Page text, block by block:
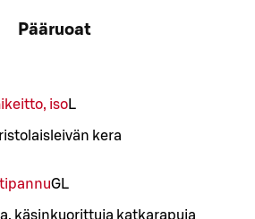
Pääruoat
isoL
kera
GL
käsinkuorittuja katkarapuja